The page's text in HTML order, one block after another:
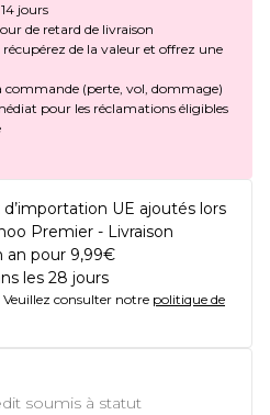
jours
de retard de livraison
de la valeur et offrez une
commande (perte, vol, dommage)
pour les réclamations éligibles
UE ajoutés lors
Premier - Livraison
an pour 9,99€
les 28 jours
Veuillez consulter notre politique de
soumis à statut